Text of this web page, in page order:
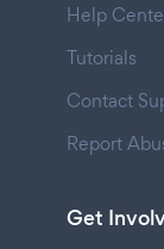
Help
Tutorials
Contact
Report
Get